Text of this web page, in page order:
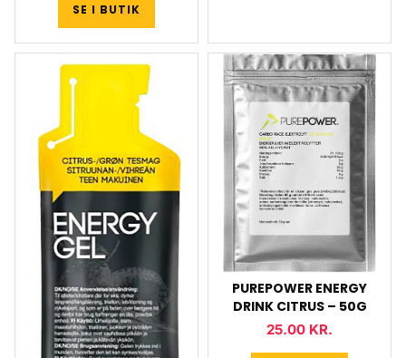
SE I BUTIK
PUREPOWER ENERGY
DRINK CITRUS – 50G
25.00 KR.